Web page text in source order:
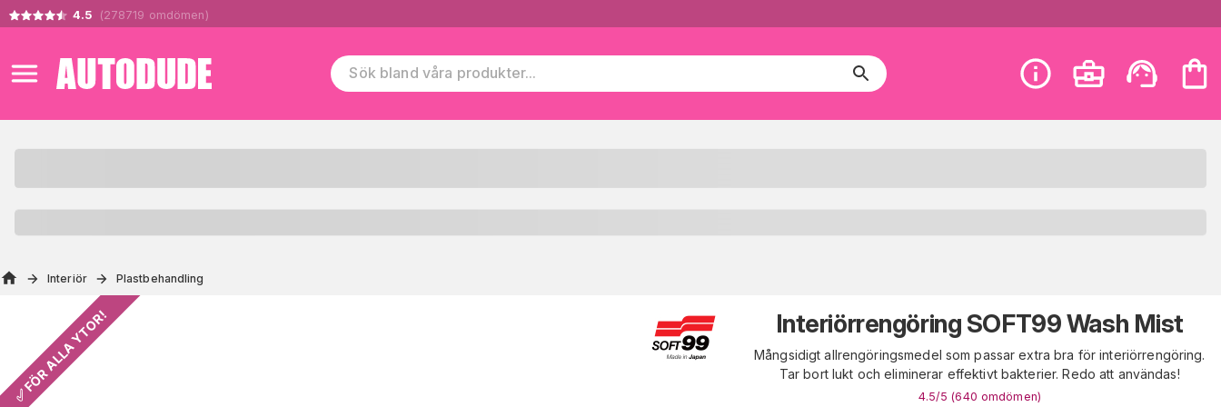
4.5 (278719 omdömen )
Interiör Plastbehandling
✅ FÖR ALLA YTOR! Interiörrengöring SOFT99 Wash Mist
Mångsidigt allrengöringsmedel som passar extra bra för interiörrengöring.
Tar bort lukt och eliminerar effektivt bakterier. Redo att användas!
4.5/5 (640 omdömen)